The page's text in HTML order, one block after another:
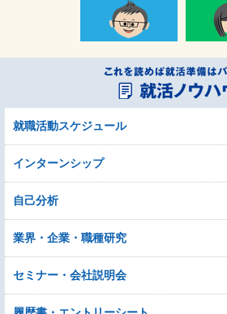
就職活動スケジュール
インターンシップ
自己分析
業界・企業・職種研究
セミナー・会社説明会